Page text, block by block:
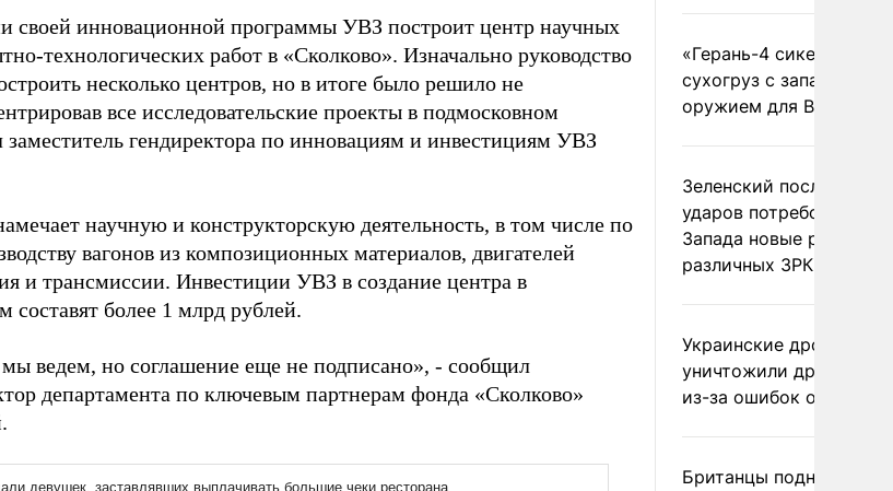
своей инновационной программы УВЗ построит центр научных
технологических работ в «Сколково». Изначально руководство
несколько центров, но в итоге было решило не
все исследовательские проекты в подмосковном
гендиректора по инновациям и инвестициям УВЗ
научную и конструкторскую деятельность, в том числе по
вагонов из композиционных материалов, двигателей
и трансмиссии. Инвестиции УВЗ в создание центра в
составят более 1 млрд рублей.
ведем, но соглашение еще не подписано», - сообщил
департамента по ключевым партнерам фонда «Сколково»
«Герань-4 сикер»
сухогруз с западным
оружием для ВСУ
Зеленский после
ударов потребовал у
Запада новые ракеты
различных ЗРК
Украинские дроны
уничтожили друг друга
из-за ошибок
Британцы подняли на